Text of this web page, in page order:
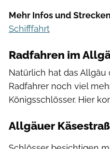
Mehr Infos und
Schifffahrt
Radfahren im
Natürlich hat das
Radfahrer noch viel
Königsschlösser. Hier
Allgäuer